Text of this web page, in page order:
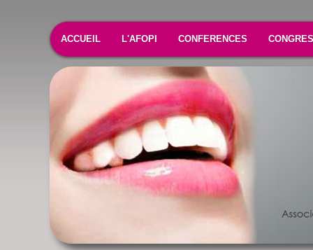
ACCUEIL L'AFOPI CONFERENCES CONGRES